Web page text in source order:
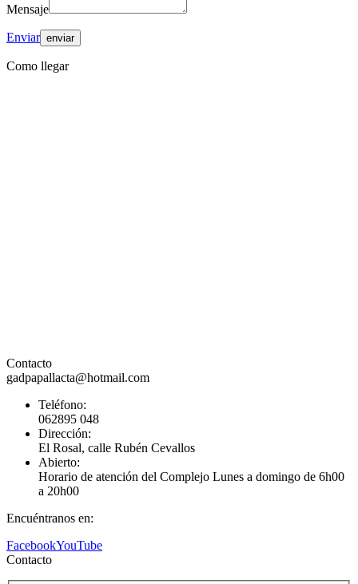
Mensaje
Enviar
Como llegar
Contacto
gadpapallacta@hotmail.com
Teléfono:
062895 048
Dirección:
El Rosal, calle Rubén Cevallos
Abierto:
Horario de atención del Complejo Lunes a domingo de 6h00
a 20h00
Encuéntranos en:
FacebookYouTube
Contacto